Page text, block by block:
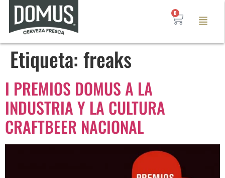
0
Etiqueta: freaks
I PREMIOS DOMUS A LA
INDUSTRIA Y LA CULTURA
CRAFTBEER NACIONAL